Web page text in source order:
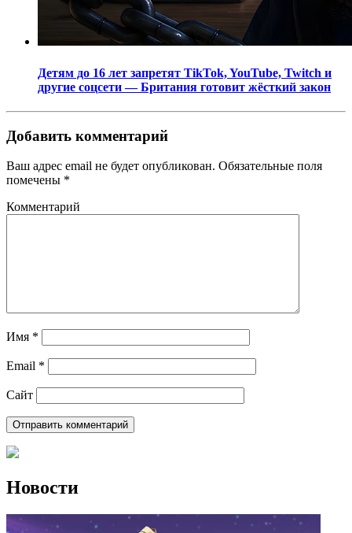
Детям до 16 лет запретят TikTok, YouTube, Twitch и
другие соцсети — Британия готовит жёсткий закон
Добавить комментарий
Ваш адрес email не будет опубликован. Обязательные поля
помечены *
Комментарий
Имя *
Email *
Сайт
Новости